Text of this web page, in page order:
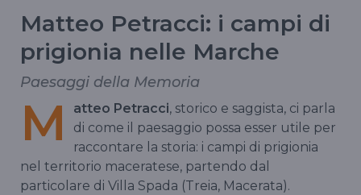
Matteo Petracci: i campi di
prigionia nelle Marche
Paesaggi della Memoria
M atteo Petracci, storico e saggista, ci parla
di come il paesaggio possa esser utile per
raccontare la storia: i campi di prigionia
nel territorio maceratese, partendo dal
particolare di Villa Spada (Treia, Macerata).